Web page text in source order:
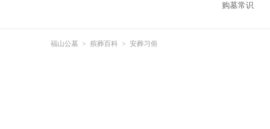
购墓常识
福山公墓 > 殡葬百科 > 安葬习俗